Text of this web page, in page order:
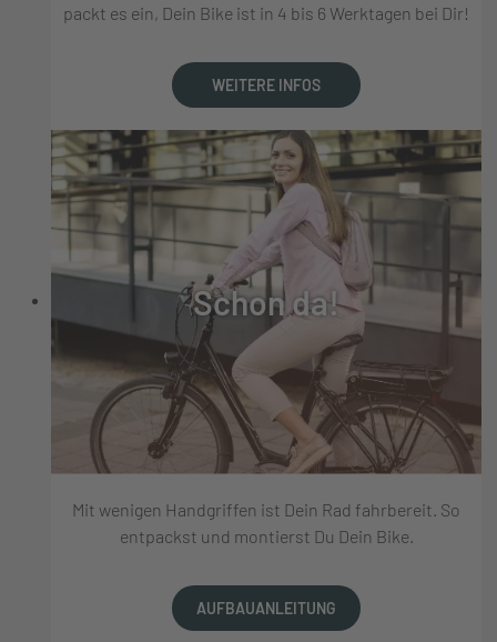
packt es ein, Dein Bike ist in 4 bis 6 Werktagen bei Dir!
WEITERE INFOS
Schon da!
Mit wenigen Handgriffen ist Dein Rad fahrbereit. So
entpackst und montierst Du Dein Bike.
AUFBAUANLEITUNG